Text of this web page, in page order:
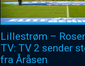
Lillestrøm –
TV: TV 2 sender
fra Åråsen